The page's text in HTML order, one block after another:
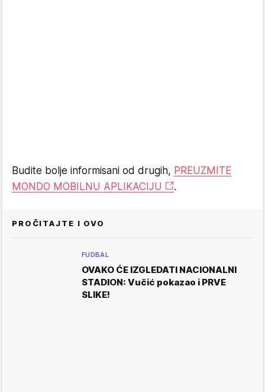
Budite bolje informisani od drugih, PREUZMITE
MONDO MOBILNU APLIKACIJU
.
PROČITAJTE I OVO
FUDBAL
OVAKO ĆE IZGLEDATI NACIONALNI
STADION: Vučić pokazao i PRVE
SLIKE!